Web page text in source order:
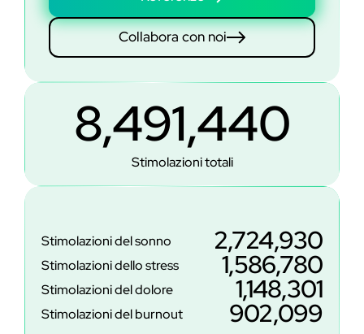
Collabora con noi
2,724,930
Stimolazioni del sonno
1,586,780
Stimolazioni dello stress
1,148,301
Stimolazioni del dolore
902,099
Stimolazioni del burnout
8,491,440
Stimolazioni totali